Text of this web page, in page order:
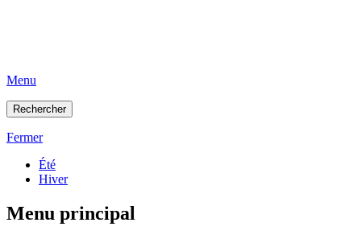
Menu
Rechercher
Fermer
Été
Hiver
Menu principal